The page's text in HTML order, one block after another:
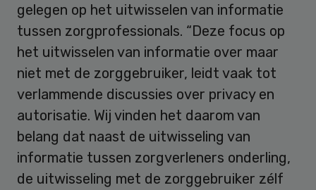
gelegen op het uitwisselen van informatie
tussen zorgprofessionals. “Deze focus op
het uitwisselen van informatie over maar
niet met de zorggebruiker, leidt vaak tot
verlammende discussies over privacy en
autorisatie. Wij vinden het daarom van
belang dat naast de uitwisseling van
informatie tussen zorgverleners onderling,
de uitwisseling met de zorggebruiker zélf